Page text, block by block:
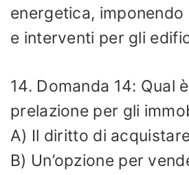
energetica,
e interventi per gli
14. Domanda 14: Qual
prelazione per gli
A) Il diritto di
B) Un’opzione per